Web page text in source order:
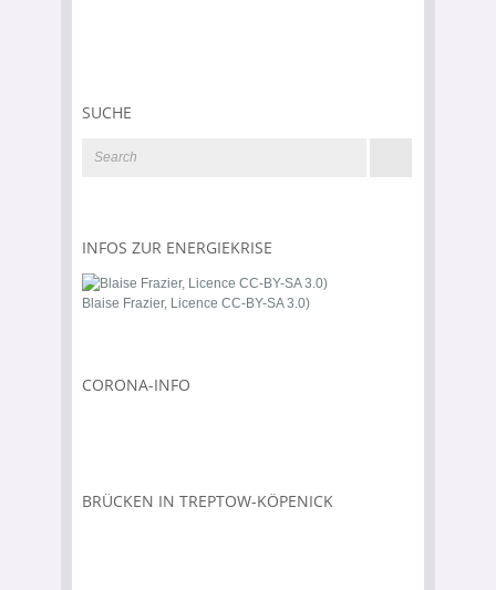
SUCHE
INFOS ZUR ENERGIEKRISE
Blaise Frazier, Licence CC-BY-SA 3.0)
CORONA-INFO
BRÜCKEN IN TREPTOW-KÖPENICK